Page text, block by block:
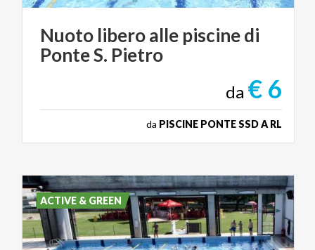
Nuoto liberoalle piscinedi
PonteS. Pietro
da € 6
da PISCINE PONTE SSD A RL
ACTIVE & GREEN